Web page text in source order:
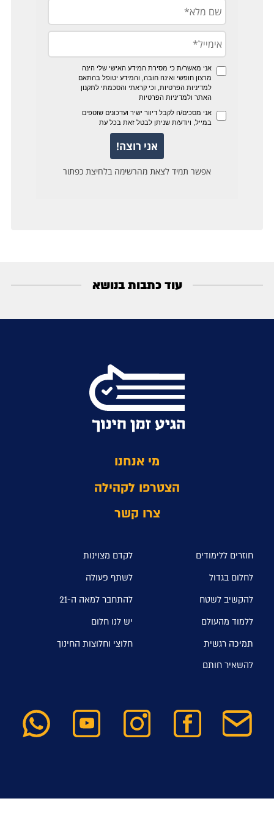
עוד כתבות בנושא
מי אנחנו
הצטרפו לקהילה
צרו קשר
חוזרים ללימודים
לקדם מצוינות
לחלום בגדול
לשתף פעולה
להקשיב לשטח
להתחבר למאה ה-21
ללמוד מהעולם
יש לנו חלום
תמיכה רגשית
חלוצי וחלוצות החינוך
להשאיר חותם